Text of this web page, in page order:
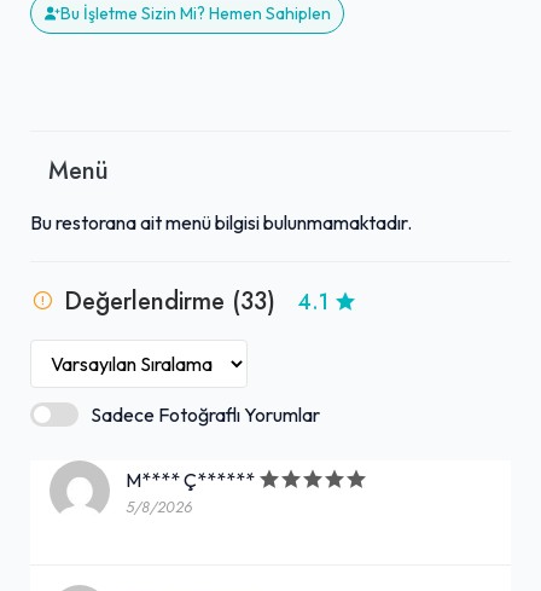
Bu İşletme Sizin Mi? Hemen Sahiplen
Menü
Bu restorana ait menü bilgisi bulunmamaktadır.
Değerlendirme (33) 4.1
Sadece Fotoğraflı Yorumlar
M**** Ç******
5/8/2026